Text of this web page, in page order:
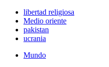
libertad religiosa
Medio oriente
pakistan
ucrania
Mundo